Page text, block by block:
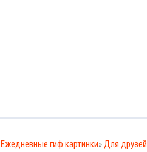
Ежедневные гиф картинки»Для друзей